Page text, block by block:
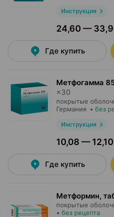
Инструкция
24,60 —
Где купить
Метфогамма
×30
покрытые
Германия • без
Инструкция
10,08 —
Где купить
Метформин,
покрытые
• без рецепта